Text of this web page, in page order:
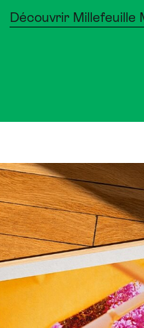
Découvrir Millefeuille